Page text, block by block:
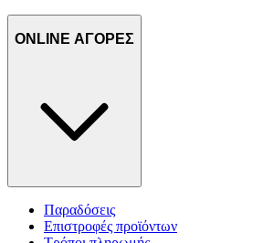
ONLINE ΑΓΟΡΕΣ
Παραδόσεις
Επιστροφές προϊόντων